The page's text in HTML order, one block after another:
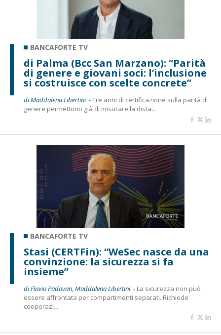
BANCAFORTE TV
di Palma (Bcc San Marzano): “Parità
di genere e giovani soci: l’inclusione
si costruisce con scelte concrete”
di Maddalena Libertini -Tre anni di certificazione sulla parità di
genere permettono già di misurare la dista...
BANCAFORTE TV
Stasi (CERTFin): “WeSec nasce da una
convinzione: la sicurezza si fa
insieme”
di Flavio Padovan, Maddalena Libertini - La sicurezza non può
essere affrontata per compartimenti separati. Richiede
cooperazi...